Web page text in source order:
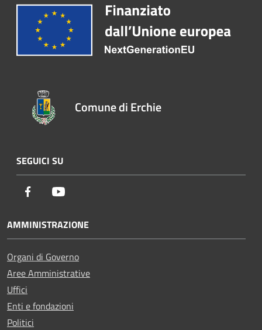
Comune di Erchie
SEGUICI SU
Facebook
AMMINISTRAZIONE
Organi di Governo
Aree Amministrative
Uffici
Enti e fondazioni
Politici